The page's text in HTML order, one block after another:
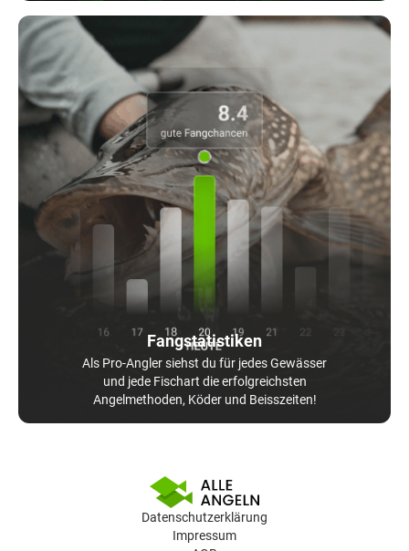
Fangstatistiken
Als Pro-Angler siehst du für jedes Gewässer
und jede Fischart die erfolgreichsten
Angelmethoden, Köder und Beisszeiten!
Datenschutzerklärung
Impressum